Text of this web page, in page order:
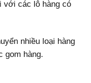
với các lô hàng có
nhiều loại hàng
gom hàng.